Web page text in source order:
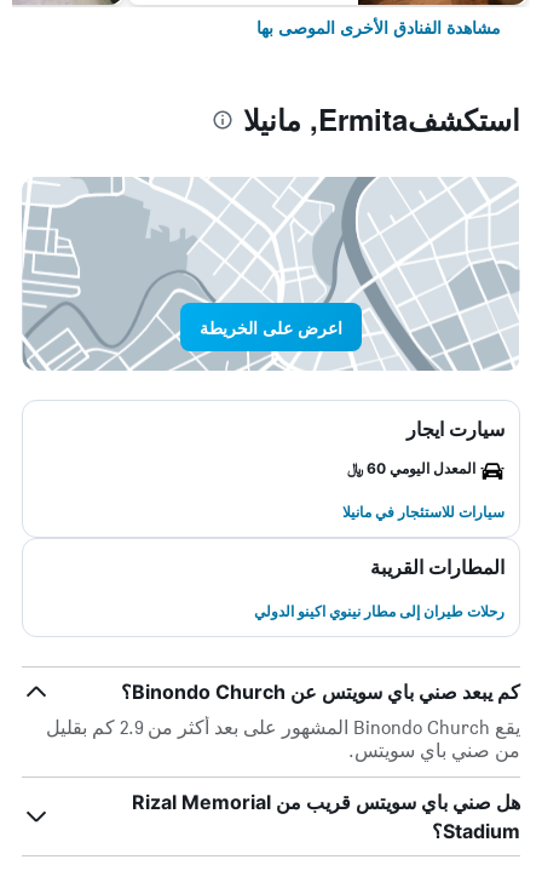
مشاهدة الفنادق الأخرى الموصى بها
استكشفErmita, مانيلا
اعرض على الخريطة
سيارت ايجار
المعدل اليومي 60 ﷼
سيارات للاستئجار في مانيلا
المطارات القريبة
رحلات طيران إلى مطار نينوي اكينو الدولي
كم يبعد صني باي سويتس عن Binondo Church؟
يقع Binondo Church المشهور على بعد أكثر من 2.9 كم بقليل
من صني باي سويتس.
هل صني باي سويتس قريب من Rizal Memorial
Stadium؟